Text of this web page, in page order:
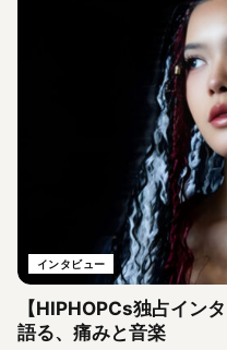
インタビュー
【HIPHOPCs独占イ
語る、痛みと音楽